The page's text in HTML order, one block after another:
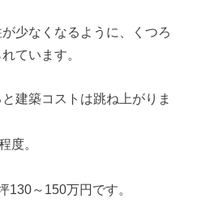
少なくなるように、くつろ
ています。
建築コストは跳ね上がりま
度。
130～150万円です。